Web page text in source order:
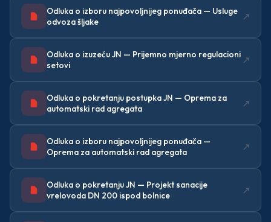
Odluka o izboru najpovoljnijeg ponuđača — Usluge
odvoza šljake
↗
Odluka o izuzeću JN — Prijemno mjerno regulacioni
setovi
↗
Odluka o pokretanju postupka JN — Oprema za
automatski rad agregata
↗
Odluka o izboru najpovoljnijeg ponuđača —
Oprema za automatski rad agregata
↗
Odluka o pokretanju JN — Projekt sanacije
vrelovoda DN 200 ispod bolnice
↗